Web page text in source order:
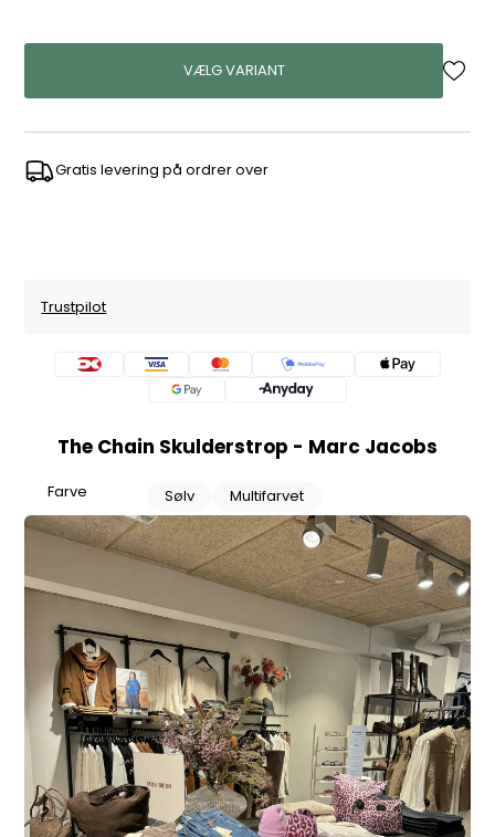
VÆLG VARIANT
Gratis levering på ordrer over
Trustpilot
The Chain Skulderstrop - Marc Jacobs
Farve Sølv Multifarvet